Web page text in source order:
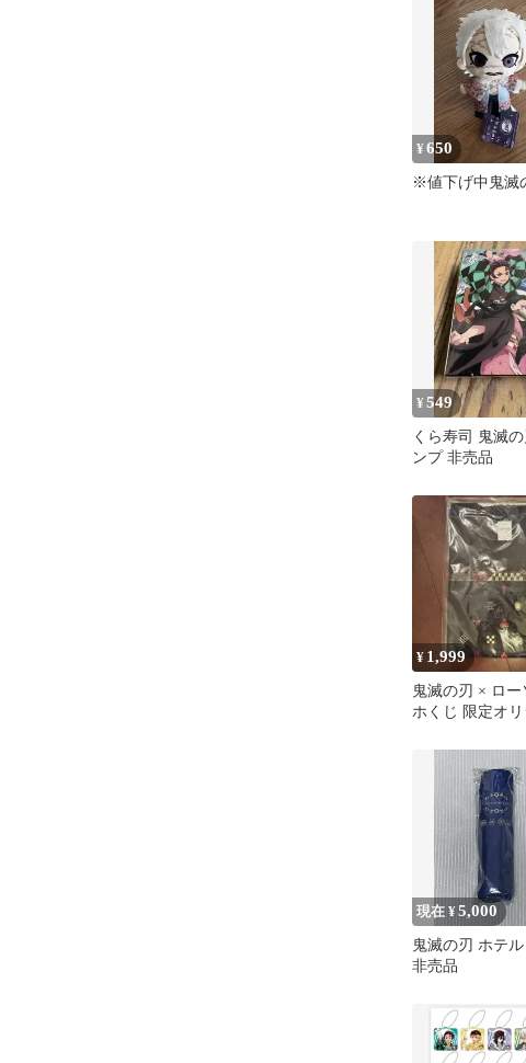
¥650
※値下げ中鬼滅
¥549
くら寿司 鬼滅
ンプ 非売品
¥ 1,999
鬼滅の刃 × ロー
ホくじ 限定オリ
現在 ¥5,000
鬼滅の刃 ホテ
非売品